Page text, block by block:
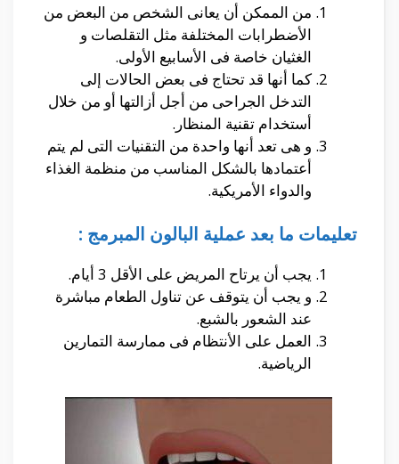
من الممكن أن يعانى الشخص من البعض من
الأضطرابات المختلفة مثل التقلصات و
الغثيان خاصة فى الأسابيع الأولى.
كما أنها قد تحتاج فى بعض الحالات إلى
التدخل الجراحى من أجل أزالتها أو من خلال
أستخدام تقنية المنظار.
و هى تعد أنها واحدة من التقنيات التى لم يتم
أعتمادها بالشكل المناسب من منظمة الغذاء
والدواء الأمريكية.
تعليمات ما بعد عملية البالون المبرمج :
يجب أن يرتاح المريض على الأقل 3 أيام.
و يجب أن يتوقف عن تناول الطعام مباشرة
عند الشعور بالشبع.
العمل على الأنتظام فى ممارسة التمارين
الرياضية.